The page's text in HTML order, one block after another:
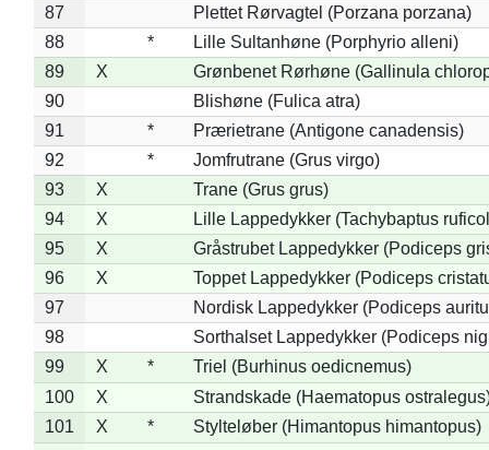
87
Plettet Rørvagtel (Porzana porzana)
88
*
Lille Sultanhøne (Porphyrio alleni)
89
X
Grønbenet Rørhøne (Gallinula
90
Blishøne (Fulica atra)
91
*
Prærietrane (Antigone canadensis)
92
*
Jomfrutrane (Grus virgo)
93
X
Trane (Grus grus)
94
X
Lille Lappedykker (Tachybaptus
95
X
Gråstrubet Lappedykker (Podiceps
96
X
Toppet Lappedykker (Podiceps
97
Nordisk Lappedykker (Podiceps
98
Sorthalset Lappedykker (Podiceps
99
X *
Triel (Burhinus oedicnemus)
100
X
Strandskade (Haematopus
101
X *
Stylteløber (Himantopus himantopus)